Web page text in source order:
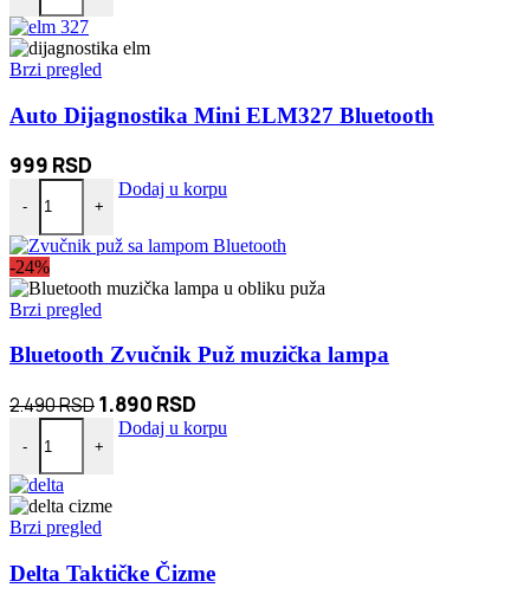
Brzi pregled
Auto Dijagnostika Mini ELM327 Bluetooth
999 RSD
-
Auto Dijagnostika Mini ELM327 Bluetooth količina
+
Dodaj u korpu
-24%
Brzi pregled
Bluetooth Zvučnik Puž muzička lampa
2.490RSDOriginalna
cena
je
2.490 RSD.
1.890 RSD
cena
-
Bluetooth Zvučnik Puž muzička lampa količina
+
Dodaj u korpu
Brzi pregled
Delta Taktičke Čizme